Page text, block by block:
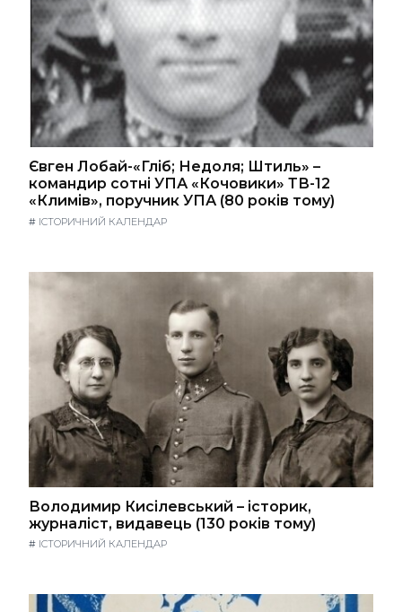
Євген Лобай-«Гліб; Недоля; Штиль» –
командир сотні УПА «Кочовики» ТВ-12
«Климів», поручник УПА (80 років тому)
# ІСТОРИЧНИЙ КАЛЕНДАР
Володимир Кисілевський – історик,
журналіст, видавець (130 років тому)
# ІСТОРИЧНИЙ КАЛЕНДАР